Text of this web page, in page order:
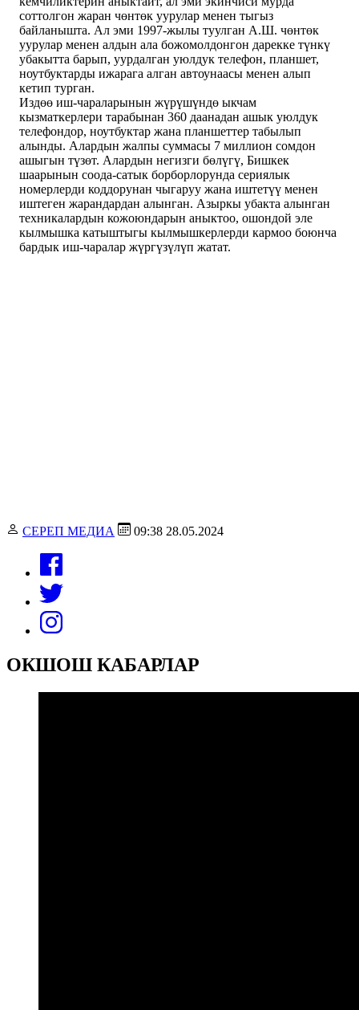
соттолгон жаран чөнтөк уурулар менен тыгыз
байланышта. Ал эми 1997-жылы туулган А.Ш. чөнтөк
уурулар менен алдын ала божомолдонгон дарекке түнкү
убакытта барып, уурдалган уюлдук телефон, планшет,
ноутбуктарды ижарага алган автоунаасы менен алып
кетип турган.
Издөө иш-чараларынын жүрүшүндө ыкчам
кызматкерлери тарабынан 360 даанадан ашык уюлдук
телефондор, ноутбуктар жана планшеттер табылып
алынды. Алардын жалпы суммасы 7 миллион сомдон
ашыгын түзөт. Алардын негизги бөлүгү, Бишкек
шаарынын соода-сатык борборлорунда сериялык
номерлерди коддорунан чыгаруу жана иштетүү менен
иштеген жарандардан алынган. Азыркы убакта алынган
техникалардын кожоюндарын аныктоо, ошондой эле
кылмышка катыштыгы кылмышкерлерди кармоо боюнча
бардык иш-чаралар жүргүзүлүп жатат.
СЕРЕП МЕДИА 09:38 28.05.2024
ОКШОШ КАБАРЛАР